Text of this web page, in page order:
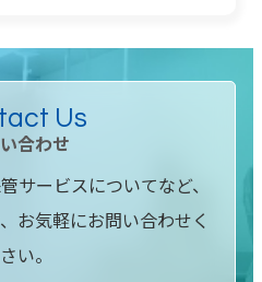
Us
合わせ
サービスについてなど、
お気軽にお問い合わせく
い。